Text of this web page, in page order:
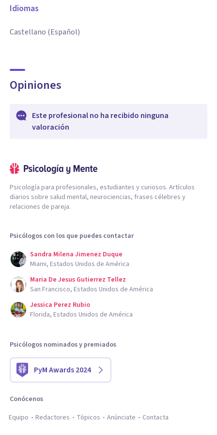
Ansiedad
Miedos y Fobias
Baja autoestima
Dependencia emocional
Relaciones destructivas
Eventos traumáticos (separación, divorcio, fallecimiento de
Idiomas
Castellano (Español)
Opiniones
Este profesional no ha recibido ninguna
valoración
Psicología para profesionales, estudiantes y curiosos. Artículos
diarios sobre salud mental, neurociencias, frases célebres y
relaciones de pareja.
Psicólogos con los que puedes contactar
Sandra Milena Jimenez Duque
Miami, Estados Unidos de América
Maria De Jesus Gutierrez Tellez
San Francisco, Estados Unidos de América
Jessica Perez Rubio
Florida, Estados Unidos de América
Psicólogos nominados y premiados
PyM Awards 2024
Conócenos
Equipo
Redactores Tópicos Anúnciate Contacta